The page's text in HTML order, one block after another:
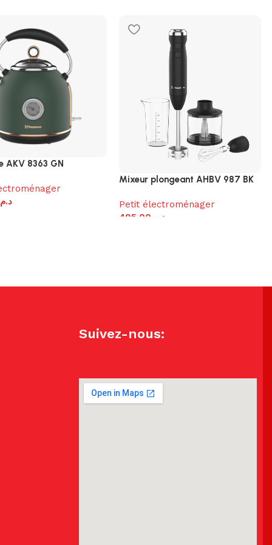
AKV 8363 GN
Mixeur plongeant AHBV 987 BK
Petit électroménager
د.م. 495.00
Suivez-nous: